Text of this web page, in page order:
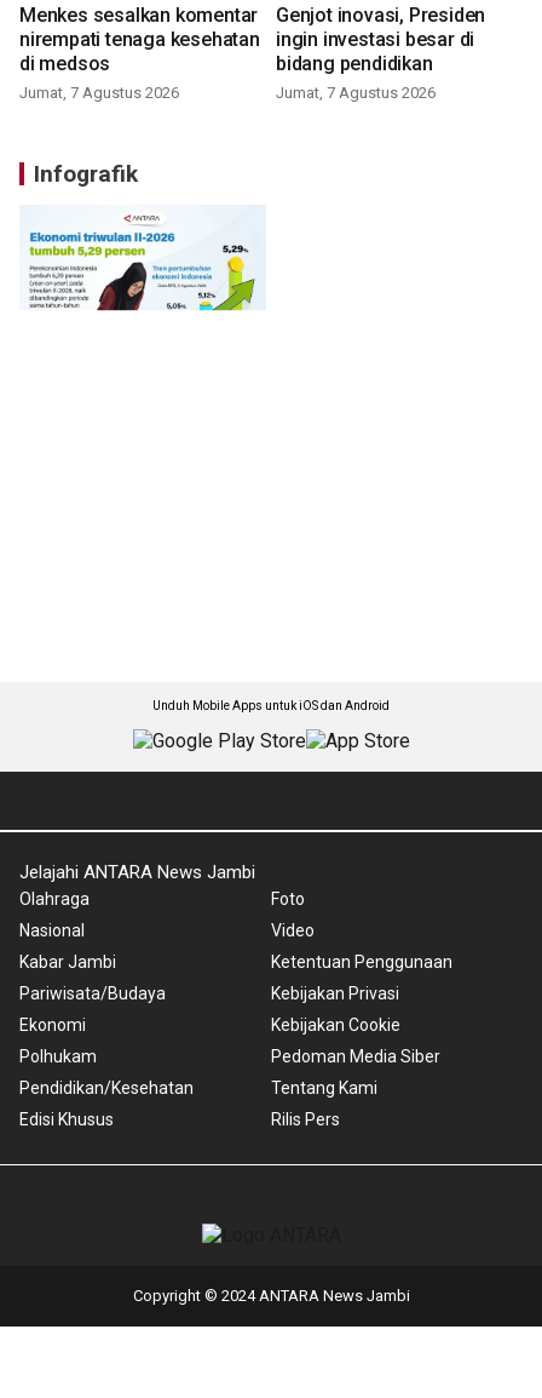
Menkes sesalkan komentar
nirempati tenaga kesehatan
di medsos
Jumat, 7 Agustus 2026
Genjot inovasi, Presiden
ingin investasi besar di
bidang pendidikan
Jumat, 7 Agustus 2026
Infografik
Unduh Mobile Apps untuk iOS dan Android
Jelajahi ANTARA News Jambi
Olahraga
Nasional
Kabar Jambi
Pariwisata/Budaya
Ekonomi
Polhukam
Pendidikan/Kesehatan
Edisi Khusus
Foto
Video
Ketentuan Penggunaan
Kebijakan Privasi
Kebijakan Cookie
Pedoman Media Siber
Tentang Kami
Rilis Pers
Copyright © 2024 ANTARA News Jambi